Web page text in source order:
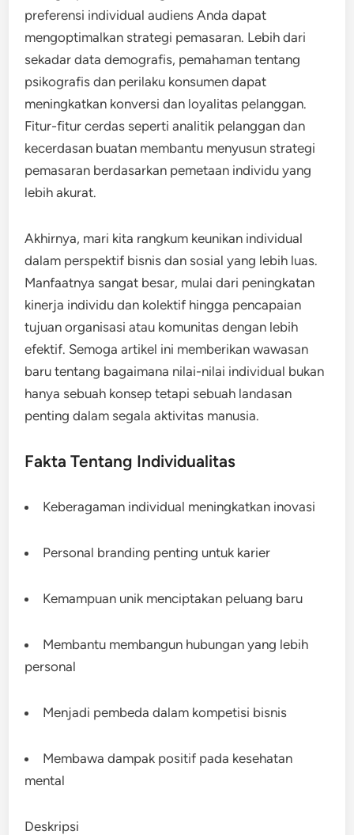
preferensi individual audiens Anda dapat
mengoptimalkan strategi pemasaran. Lebih dari
sekadar data demografis, pemahaman tentang
psikografis dan perilaku konsumen dapat
meningkatkan konversi dan loyalitas pelanggan.
Fitur-fitur cerdas seperti analitik pelanggan dan
kecerdasan buatan membantu menyusun strategi
pemasaran berdasarkan pemetaan individu yang
lebih akurat.
Akhirnya, mari kita rangkum keunikan individual
dalam perspektif bisnis dan sosial yang lebih luas.
Manfaatnya sangat besar, mulai dari peningkatan
kinerja individu dan kolektif hingga pencapaian
tujuan organisasi atau komunitas dengan lebih
efektif. Semoga artikel ini memberikan wawasan
baru tentang bagaimana nilai-nilai individual bukan
hanya sebuah konsep tetapi sebuah landasan
penting dalam segala aktivitas manusia.
Fakta Tentang Individualitas
Keberagaman individual meningkatkan inovasi
Personal branding penting untuk karier
Kemampuan unik menciptakan peluang baru
Membantu membangun hubungan yang lebih
personal
Menjadi pembeda dalam kompetisi bisnis
Membawa dampak positif pada kesehatan
mental
Deskripsi